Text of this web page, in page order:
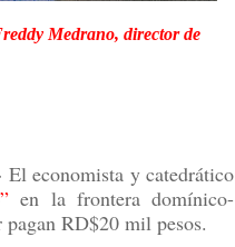
Medrano, director de
El economista y catedrático
” en la frontera domínico-
RD$20 mil pesos.